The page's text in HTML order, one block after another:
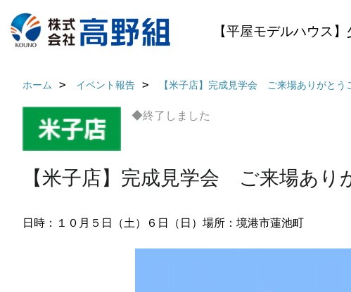
【平屋モデルハウス
ホーム イベント報告 【米子店】完成見学会 ご来場ありがとう
◆終了しました
【米子店】完成見学会 ご来場あり
日時：１０月５日（土）６日（日） 場所：境港市蓮池町